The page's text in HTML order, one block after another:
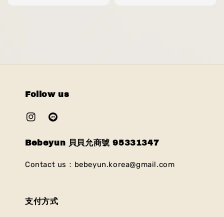
Follow us
Bebeyun 貝貝允商號 95331347
Contact us：bebeyun.korea@gmail.com
支付方式